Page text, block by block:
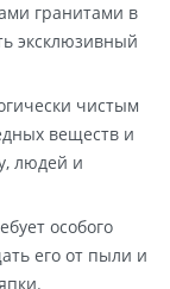
гранитами в
эксклюзивный
чистым
веществ и
людей и
особого
его от пыли и